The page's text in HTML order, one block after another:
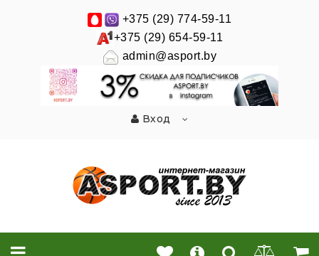
+375 (29) 774-59-11
+375 (29) 654-59-11
admin@asport.by
Вход